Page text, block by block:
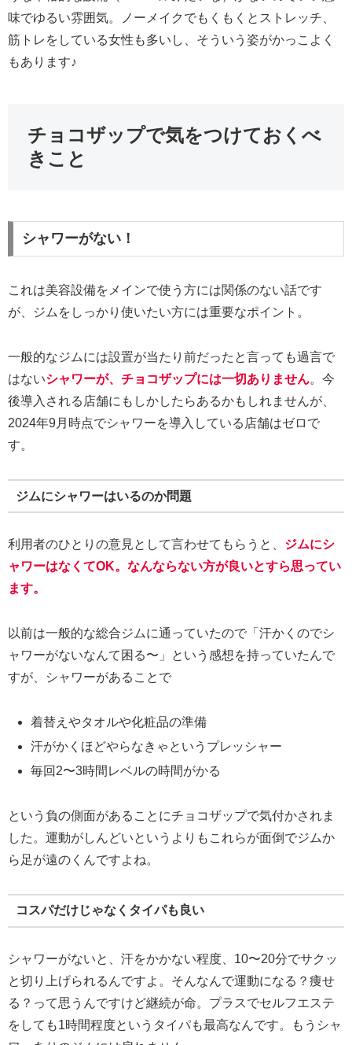
味でゆるい雰囲気。ノーメイクでもくもくとストレッチ、
筋トレをしている女性も多いし、そういう姿がかっこよく
もあります♪
チョコザップで気をつけておくべ
きこと
シャワーがない！
これは美容設備をメインで使う方には関係のない話です
が、ジムをしっかり使いたい方には重要なポイント。
一般的なジムには設置が当たり前だったと言っても過言で
はないシャワーが、チョコザップには一切ありません。今
後導入される店舗にもしかしたらあるかもしれませんが、
2024年9月時点でシャワーを導入している店舗はゼロで
す。
ジムにシャワーはいるのか問題
利用者のひとりの意見として言わせてもらうと、 ジムにシ
ャワーはなくてOK。なんならない方が良いとすら思ってい
ます。
以前は一般的な総合ジムに通っていたので「汗かくのでシ
ャワーがないなんて困る〜」という感想を持っていたんで
すが、シャワーがあることで
着替えやタオルや化粧品の準備
汗がかくほどやらなきゃというプレッシャー
毎回2〜3時間レベルの時間がかる
という負の側面があることにチョコザップで気付かされま
した。運動がしんどいというよりもこれらが面倒でジムか
ら足が遠のくんですよね。
コスパだけじゃなくタイパも良い
シャワーがないと、汗をかかない程度、10〜20分でサクッ
と切り上げられるんですよ。そんなんで運動になる？痩せ
る？って思うんですけど継続が命。プラスでセルフエステ
をしても1時間程度というタイパも最高なんです。もうシャ